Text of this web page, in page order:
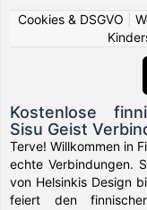
Cookies & DSGVO
Kostenlose
Sisu Geist
Terve! Willkommen in
echte Verbindungen.
von Helsinkis Design
feiert den